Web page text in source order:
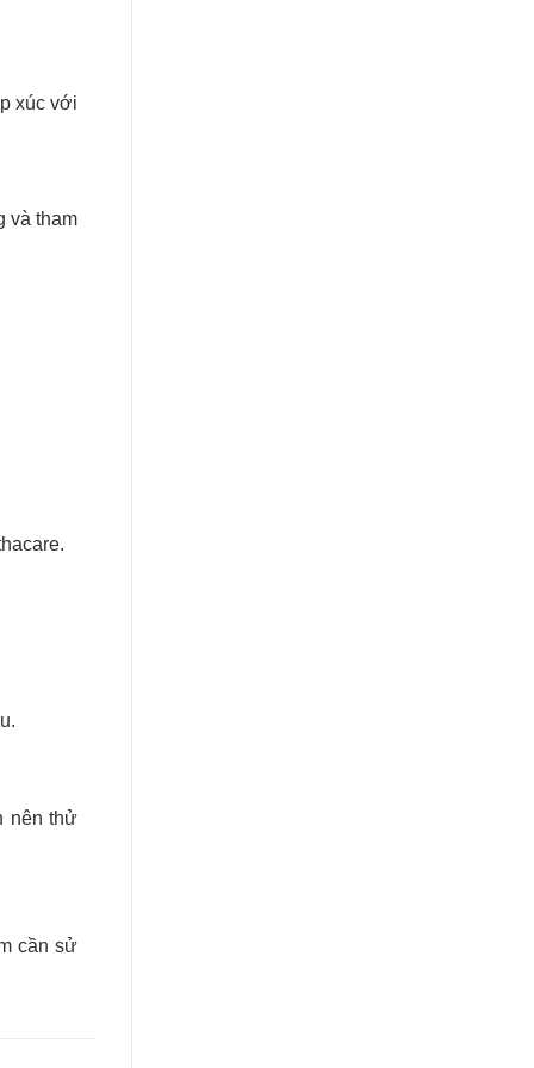
xúc với
và tham
nên thử
cần sử